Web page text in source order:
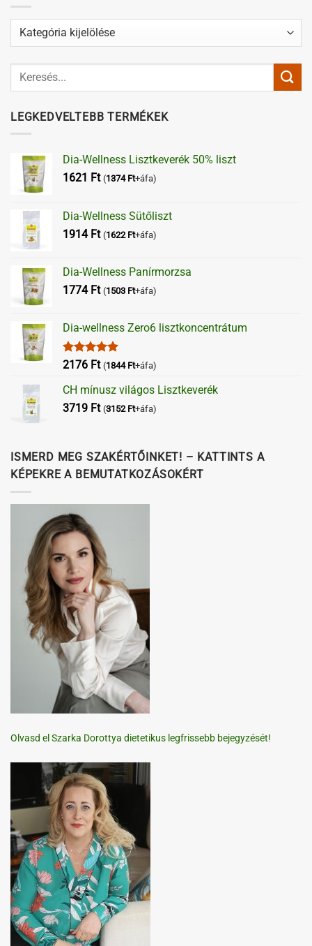
Kategóriák
LEGKEDVELTEBB TERMÉKEK
Dia-Wellness Lisztkeverék 50% liszt
1621 Ft (1374 Ft+áfa)
Dia-Wellness Sütőliszt
1914 Ft (1622 Ft+áfa)
Dia-Wellness Panírmorzsa
1774 Ft (1503 Ft+áfa)
Dia-wellness Zero6 lisztkoncentrátum
Értékelés:
2176 Ft (1844 Ft+áfa)
CH mínusz világos Lisztkeverék
3719 Ft (3152 Ft+áfa)
ISMERD MEG SZAKÉRTŐINKET! – KATTINTS A
KÉPEKRE A BEMUTATKOZÁSOKÉRT
Olvasd el Szarka Dorottya dietetikus legfrissebb bejegyzését!